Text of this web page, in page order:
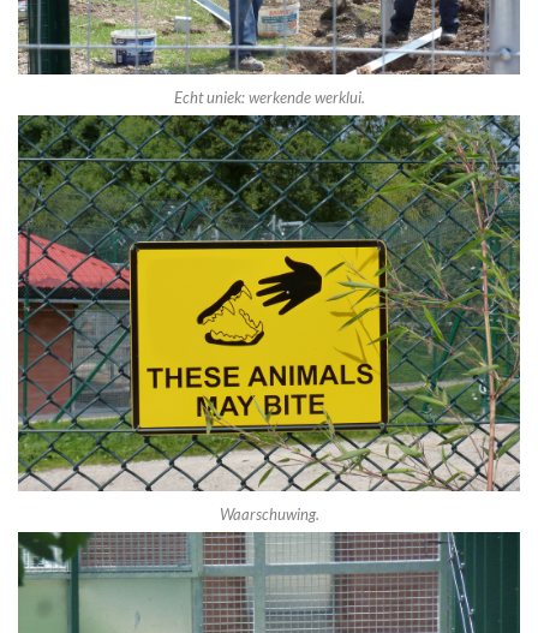
Echt uniek: werkende werklui.
Waarschuwing.